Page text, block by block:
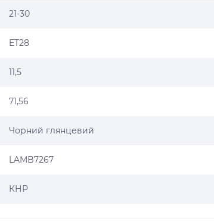
21-30
ET28
11,5
71,56
Чорний глянцевий
LAMB7267
КНР